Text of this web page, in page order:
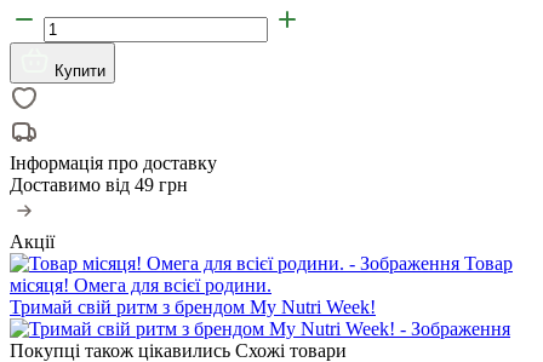
Купити
Інформація про доставку
Доставимо від 49 грн
Акції
Товар
місяця! Омега для всієї родини.
Тримай свій ритм з брендом My Nutri Week!
Покупці також цікавились Схожі товари